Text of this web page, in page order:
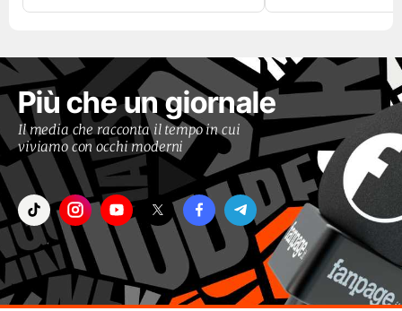
Più che un giornale
Il media che racconta il tempo in cui
viviamo con occhi moderni